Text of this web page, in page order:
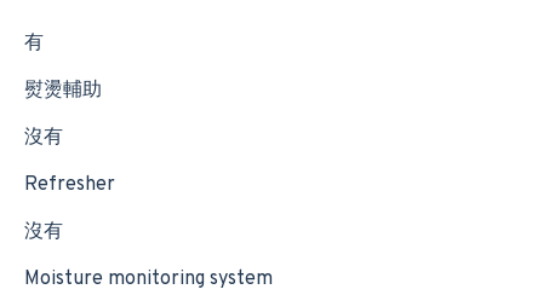
有
熨燙輔助
沒有
Refresher
沒有
Moisture monitoring system